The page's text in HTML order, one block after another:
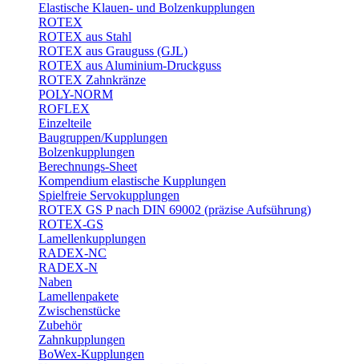
Elastische Klauen- und Bolzenkupplungen
ROTEX
ROTEX aus Stahl
ROTEX aus Grauguss (GJL)
ROTEX aus Aluminium-Druckguss
ROTEX Zahnkränze
POLY-NORM
ROFLEX
Einzelteile
Baugruppen/Kupplungen
Bolzenkupplungen
Berechnungs-Sheet
Kompendium elastische Kupplungen
Spielfreie Servokupplungen
ROTEX GS P nach DIN 69002 (präzise Aufsührung)
ROTEX-GS
Lamellenkupplungen
RADEX-NC
RADEX-N
Naben
Lamellenpakete
Zwischenstücke
Zubehör
Zahnkupplungen
BoWex-Kupplungen